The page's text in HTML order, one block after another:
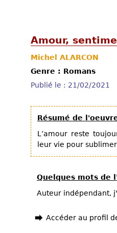
Amour,
Michel ALARCON
Genre : Romans
Publié le : 21/02/2021
Résumé de
L’amour reste
leur vie pour
Quelques mots de
Auteur indépendant,
Accéder au profil